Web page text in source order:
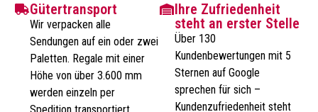
Gütertransport
Wir verpacken alle
Sendungen auf ein oder zwei
Paletten. Regale mit einer
Höhe von über 3.600 mm
werden einzeln per
Ihre Zufriedenheit
steht an erster Stelle
Über 130
Kundenbewertungen mit 5
Sternen auf Google
sprechen für sich –
Kundenzufriedenheit steht